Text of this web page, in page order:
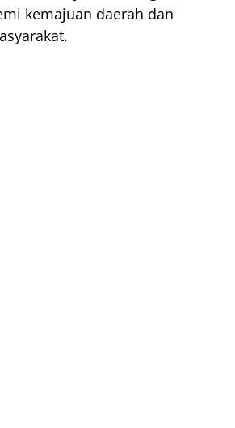
kemajuan daerah dan